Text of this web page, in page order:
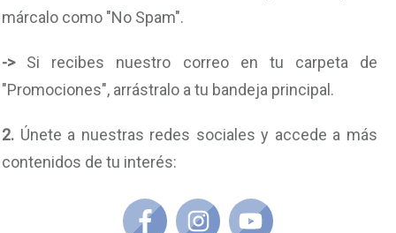
márcalo como "No Spam".
-> Si recibes nuestro correo en tu carpeta de
"Promociones", arrástralo a tu bandeja principal.
2. Únete a nuestras redes sociales y accede a más
contenidos de tu interés: